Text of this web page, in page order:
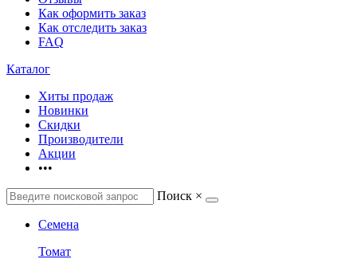
Как оформить заказ
Как отследить заказ
FAQ
Каталог
Хиты продаж
Новинки
Скидки
Производители
Акции
•••
Поиск ×
Семена
Томат